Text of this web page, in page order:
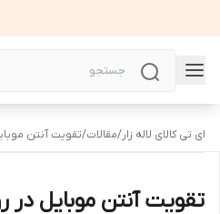
ای تی کالای لاله زار/مقالات/تقویت آنتن
تقویت آنتن موبایل در